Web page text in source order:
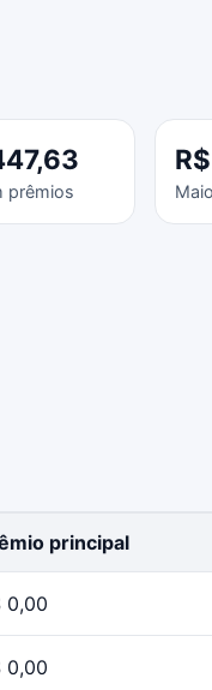
prêmios
principal
0,00
0,00